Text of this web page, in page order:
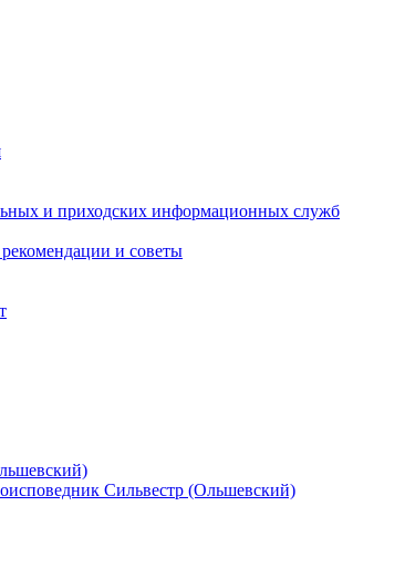
и приходских информационных служб
и советы
Сильвестр (Ольшевский)